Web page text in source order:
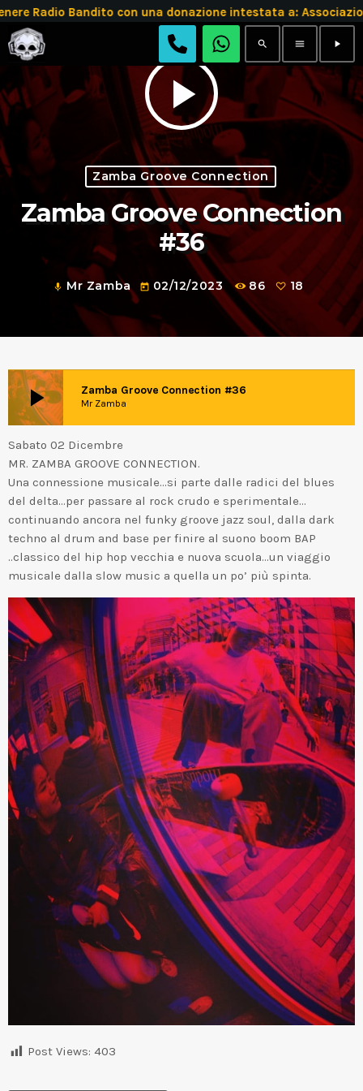
Bandito con una donazione intestata a: Associazione
search menu play_arrow
play_arrow
Zamba Groove Connection
Zamba Groove Connection
#36
mic Mr Zamba today 02/12/2023 86 18
play_arrow Zamba Groove Connection #36
Mr Zamba
Sabato 02 Dicembre
MR. ZAMBA GROOVE CONNECTION.
Una connessione musicale…si parte dalle radici del blues
del delta…per passare al rock crudo e sperimentale…
continuando ancora nel funky groove jazz soul, dalla dark
techno al drum and base per finire al suono boom BAP
..classico del hip hop vecchia e nuova scuola…un viaggio
musicale dalla slow music a quella un po’ più spinta.
Post Views: 403